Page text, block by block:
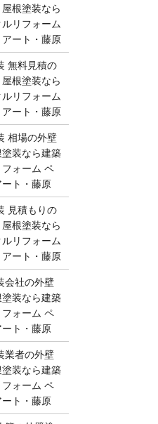
根塗装なら
リフォーム
ート・藤原
無料見積の
根塗装なら
リフォーム
ート・藤原
相場の外壁
装なら建築
フォーム ペ
ト・藤原
見積もりの
根塗装なら
リフォーム
ート・藤原
会社の外壁
装なら建築
フォーム ペ
ト・藤原
業者の外壁
装なら建築
フォーム ペ
ト・藤原